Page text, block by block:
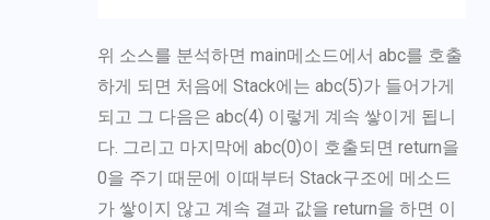
위 소스를 분석하면 main메소드에서 abc를 호출
하게 되면 처음에 Stack에는 abc(5)가 들어가게
되고 그 다음은 abc(4) 이렇게 계속 쌓이게 됩니
다. 그리고 마지막에 abc(0)이 호출되면 return을
0을 주기 때문에 이때부터 Stack구조에 메소드
가 쌓이지 않고 계속 결과 값을 return을 하면 이